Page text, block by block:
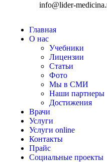
info@lider-
Главная
О нас
Учебники
Лицензии
Статьи
Фото
Мы в СМИ
Наши партнеры
Достижения
Врачи
Услуги
Услуги online
Контакты
Прайс
Социальные проекты